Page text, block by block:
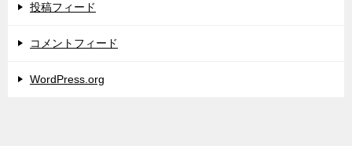
投稿フィード
コメントフィード
WordPress.org